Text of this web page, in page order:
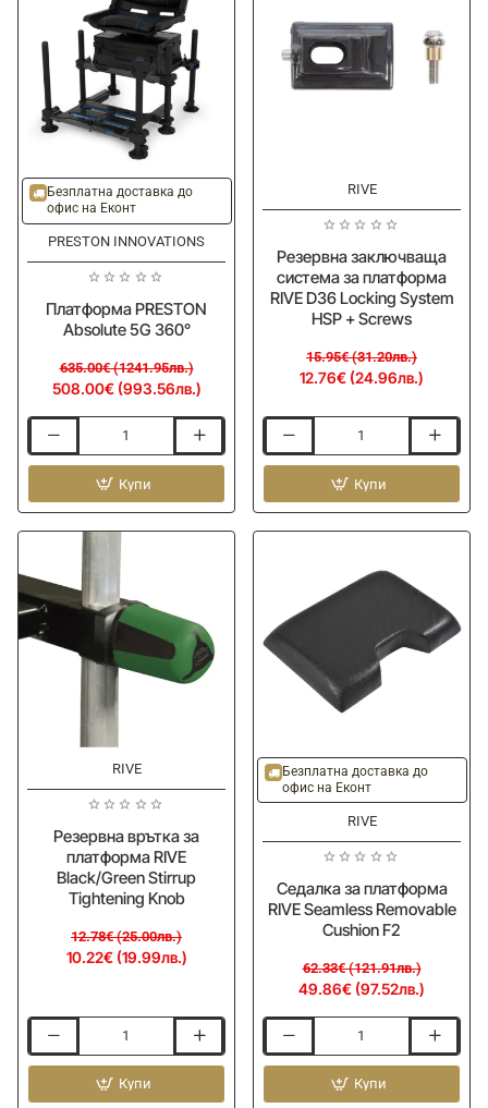
Ново
-20%
Безплатна доставка до
офис на Еконт
PRESTON INNOVATIONS
Платформа PRESTON
Absolute 5G 360°
508.00€ (993.56лв.)
635.00€ (1241.95лв.)
PRESTON
5G
360°
Купи
RIVE
Резервна заключваща
система за платформа
RIVE D36 Locking System
HSP + Screws
12.76€ (24.96лв.)
15.95€ (31.20лв.)
заключваща
за
платформа
System
HSP
+
Screws
Купи
RIVE
Резервна врътка за
платформа RIVE
Black/Green Stirrup
Tightening Knob
10.22€ (19.99лв.)
12.78€ (25.00лв.)
врътка
Купи
Ново
-20%
Безплатна доставка до
офис на Еконт
RIVE
Седалка за платформа
RIVE Seamless Removable
Cushion F2
49.86€ (97.52лв.)
62.33€ (121.91лв.)
за
платформа Купи